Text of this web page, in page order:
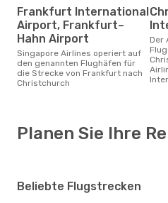
Frankfurt International
Airport, Frankfurt–
Hahn Airport
Singapore Airlines operiert auf
den genannten Flughäfen für
die Strecke von Frankfurt nach
Christchurch
Christchurch
Der Anflughafen für die
Planen Sie Ihre
Beliebte Flugstrecken